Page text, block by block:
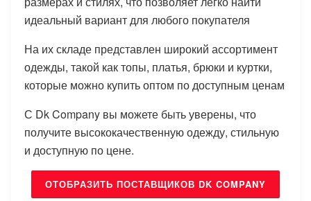
идеальный вариант для любого покупателя
На их складе представлен широкий ассортимент
одежды, такой как топы, платья, брюки и куртки,
которые можно купить оптом по доступным ценам
С Dk Company вы можете быть уверены, что
получите высококачественную одежду, стильную
и доступную по цене.
ОТОБРАЗИТЬ ПОСТАВЩИКОВ DK COMPANY